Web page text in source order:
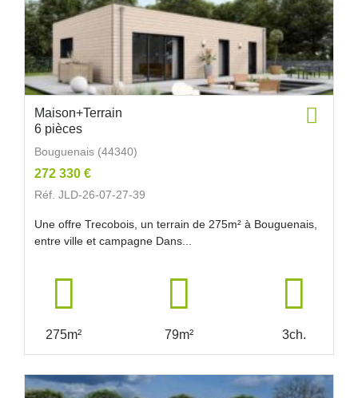
Maison+Terrain
6 pièces
Bouguenais (44340)
272 330 €
Réf. JLD-26-07-27-39
Une offre Trecobois, un terrain de 275m² à Bouguenais,
entre ville et campagne Dans...
275m² 79m² 3ch.